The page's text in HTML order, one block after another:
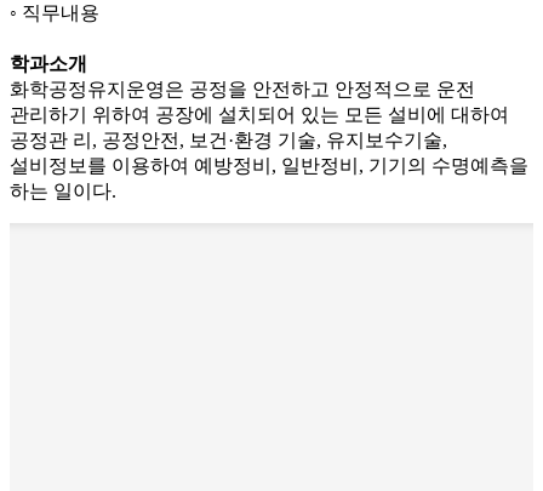
직무내용
학과소개
화학공정유지운영은 공정을 안전하고 안정적으로 운전
관리하기 위하여 공장에 설치되어 있는 모든 설비에 대하여
공정관 리, 공정안전, 보건·환경 기술, 유지보수기술,
설비정보를 이용하여 예방정비, 일반정비, 기기의 수명예측을
하는 일이다.